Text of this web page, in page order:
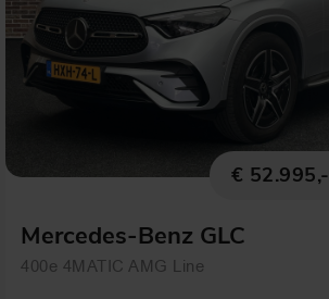
€ 52.995,-
Mercedes-Benz GLC
400e 4MATIC AMG Line